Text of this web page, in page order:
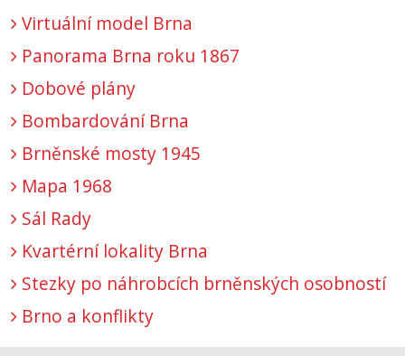
Virtuální model Brna
Panorama Brna roku 1867
Dobové plány
Bombardování Brna
Brněnské mosty 1945
Mapa 1968
Sál Rady
Kvartérní lokality Brna
Stezky po náhrobcích brněnských osobností
Brno a konflikty